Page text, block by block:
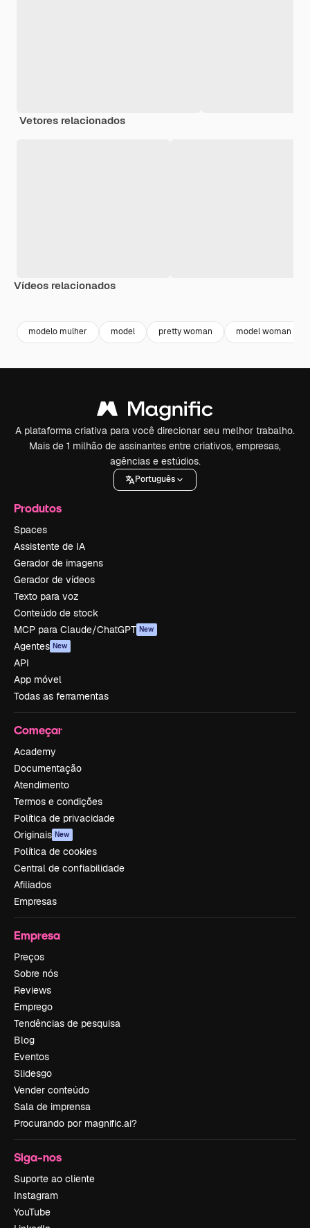
Vetores relacionados
Vídeos relacionados
modelo mulher model pretty woman model woman
A plataforma criativa para você direcionar seu melhor trabalho.
Mais de 1 milhão de assinantes entre criativos, empresas,
agências e estúdios.
Português
Produtos
Spaces
Assistente de IA
Gerador de imagens
Gerador de vídeos
Texto para voz
Conteúdo de stock
MCP para Claude/ChatGPT New
Agentes New
API
App móvel
Todas as ferramentas
Começar
Academy
Documentação
Atendimento
Termos e condições
Política de privacidade
Originais New
Política de cookies
Central de confiabilidade
Afiliados
Empresas
Empresa
Preços
Sobre nós
Reviews
Emprego
Tendências de pesquisa
Blog
Eventos
Slidesgo
Vender conteúdo
Sala de imprensa
Procurando por magnific.ai?
Siga-nos
Suporte ao cliente
Instagram
YouTube